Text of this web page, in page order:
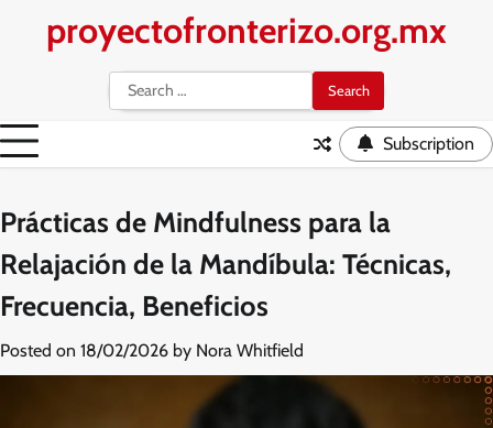
proyectofronterizo.org.mx
Search
for:
Subscription
Prácticas de Mindfulness para la
Relajación de la Mandíbula: Técnicas,
Frecuencia, Beneficios
Posted on 18/02/2026 by Nora Whitfield